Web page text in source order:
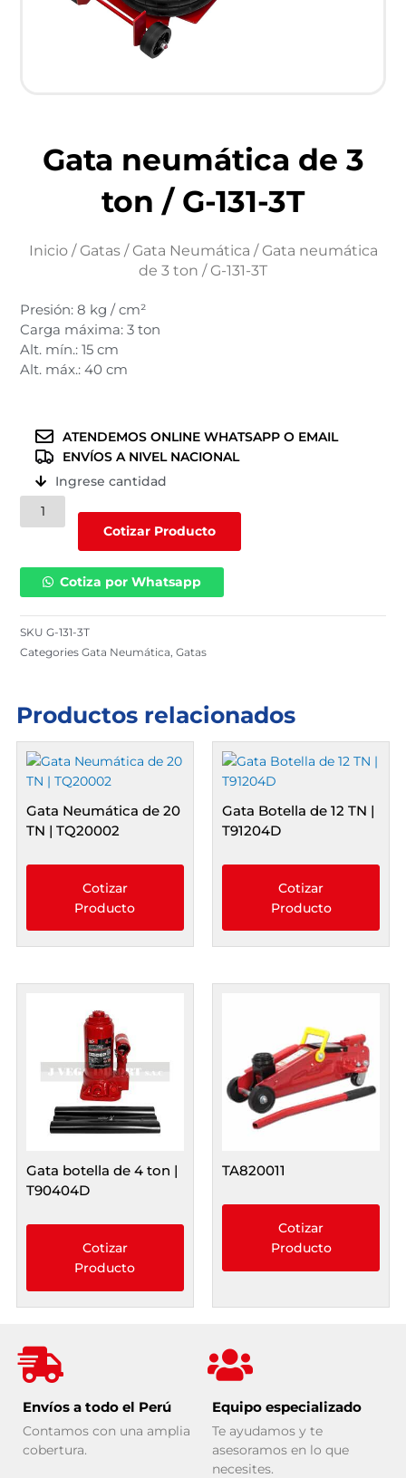
Gata neumática de 3
ton / G-131-3T
Inicio/ Gatas/ Gata Neumática / Gata neumática
de 3 ton / G-131-3T
Presión: 8 kg / cm²
Carga máxima: 3 ton
Alt. mín.: 15 cm
Alt. máx.: 40 cm
ATENDEMOS ONLINE WHATSAPP O EMAIL
ENVÍOS A NIVEL NACIONAL
Ingrese cantidad
Gata
neumática
3
Cotizar Producto
Cotiza por Whatsapp
SKUG-131-3T
Categories Gata Neumática ,Gatas
Productos relacionados
Gata Neumática de 20
TN | TQ20002
Cotizar
Producto
Gata Botella de 12 TN |
T91204D
Cotizar
Producto
Gata botella de 4 ton |
T90404D
Cotizar
Producto
TA820011
Cotizar
Producto
Envíos a todo el Perú
Contamos con una amplia
cobertura.
Equipo especializado
Te ayudamos y te
asesoramos en lo que
necesites.